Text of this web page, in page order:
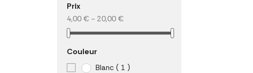
Prix
4,00 € - 20,00 €
Couleur
Blanc ( 1 )